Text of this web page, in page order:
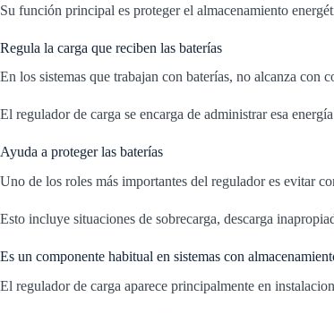
Su función principal es proteger el almacenamiento
Regula la carga que reciben las baterías
En los sistemas que trabajan con baterías, no alcanza con
El regulador de carga se encarga de administrar esa
Ayuda a proteger las baterías
Uno de los roles más importantes del regulador es evitar
Esto incluye situaciones de sobrecarga, descarga
Es un componente habitual en sistemas con
El regulador de carga aparece principalmente en